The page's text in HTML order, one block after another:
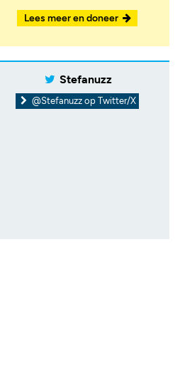
Lees meer en doneer
Stefanuzz
@Stefanuzz op Twitter/X